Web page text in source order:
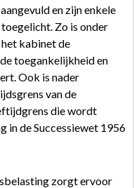
en zijn enkele
Zo is onder
kabinet de
toegankelijkheid en
Ook is nader
van de
die wordt
in de Successiewet 1956
zorgt ervoor